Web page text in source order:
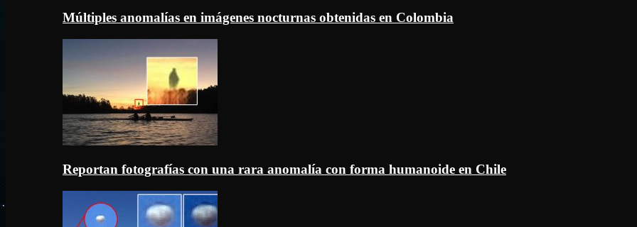
Múltiples anomalías en imágenes nocturnas obtenidas en Colombia
Reportan fotografías con una rara anomalía con forma humanoide en Chile